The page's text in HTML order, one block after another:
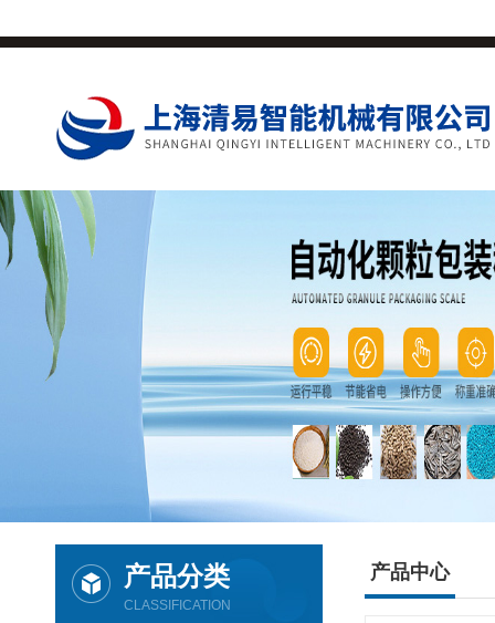
产品分类
CLASSIFICATION
产品中心